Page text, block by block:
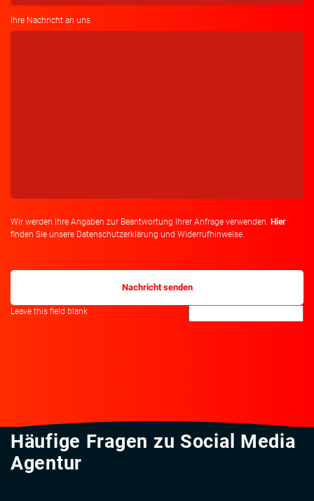
Ihre Nachricht an uns
Wir werden Ihre Angaben zur Beantwortung Ihrer Anfrage verwenden. Hier
finden Sie unsere Datenschutzerklärung und Widerrufhinweise.
Leave this field blank
Häufige Fragen zu Social Media
Agentur